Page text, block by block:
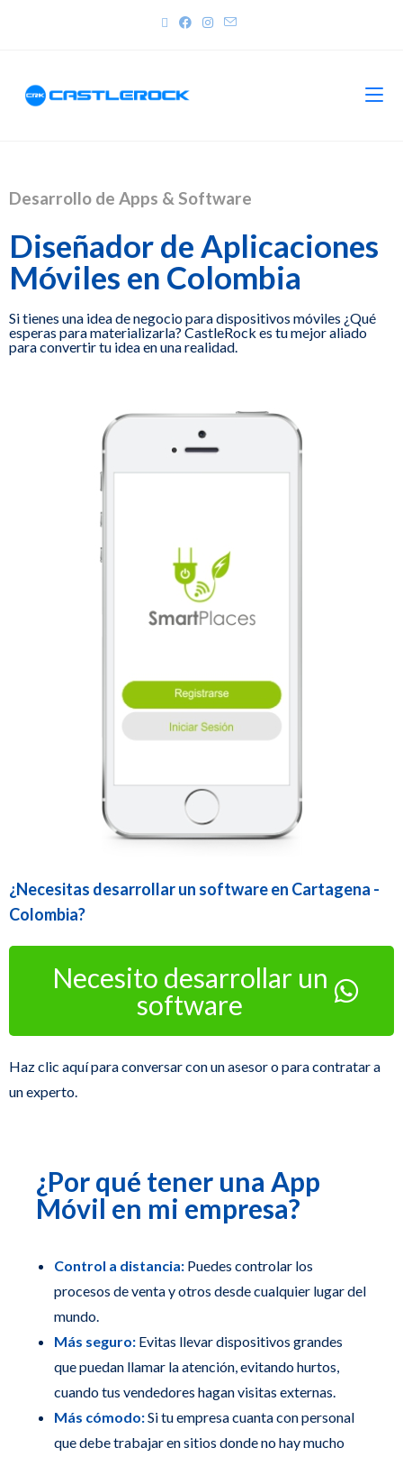
Desarrollo de Apps & Software
Diseñador de Aplicaciones
Móviles en Colombia
Si tienes una idea de negocio para dispositivos móviles ¿Qué
esperas para materializarla? CastleRock es tu mejor aliado
para convertir tu idea en una realidad.
¿Necesitas desarrollar un software en Cartagena -
Colombia?
Necesito desarrollar un
software
Haz clic aquí para conversar con un asesor o para contratar a
un experto.
¿Por qué tener una App
Móvil en mi empresa?
Control a distancia: Puedes controlar los
procesos de venta y otros desde cualquier lugar del
mundo.
Más seguro: Evitas llevar dispositivos grandes
que puedan llamar la atención, evitando hurtos,
cuando tus vendedores hagan visitas externas.
Más cómodo:Si tu empresa cuanta con personal
que debe trabajar en sitios donde no hay mucho